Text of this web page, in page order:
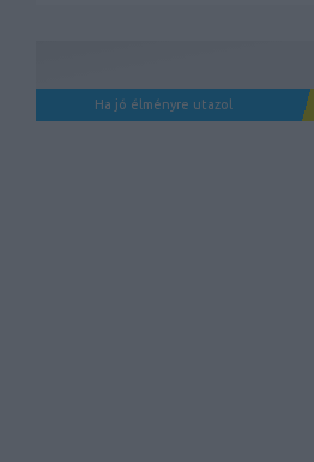
Ha jó élményre utazol